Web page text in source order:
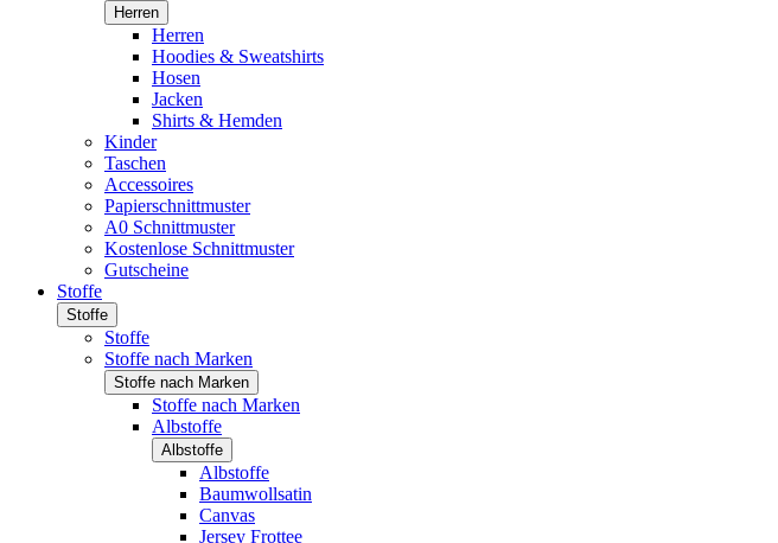
Herren
Herren
Hoodies & Sweatshirts
Hosen
Jacken
Shirts & Hemden
Kinder
Taschen
Accessoires
Papierschnittmuster
A0 Schnittmuster
Kostenlose Schnittmuster
Gutscheine
Stoffe
Stoffe
Stoffe
Stoffe nach Marken
Stoffe nach Marken
Stoffe nach Marken
Albstoffe
Albstoffe
Albstoffe
Baumwollsatin
Canvas
Jersey Frottee